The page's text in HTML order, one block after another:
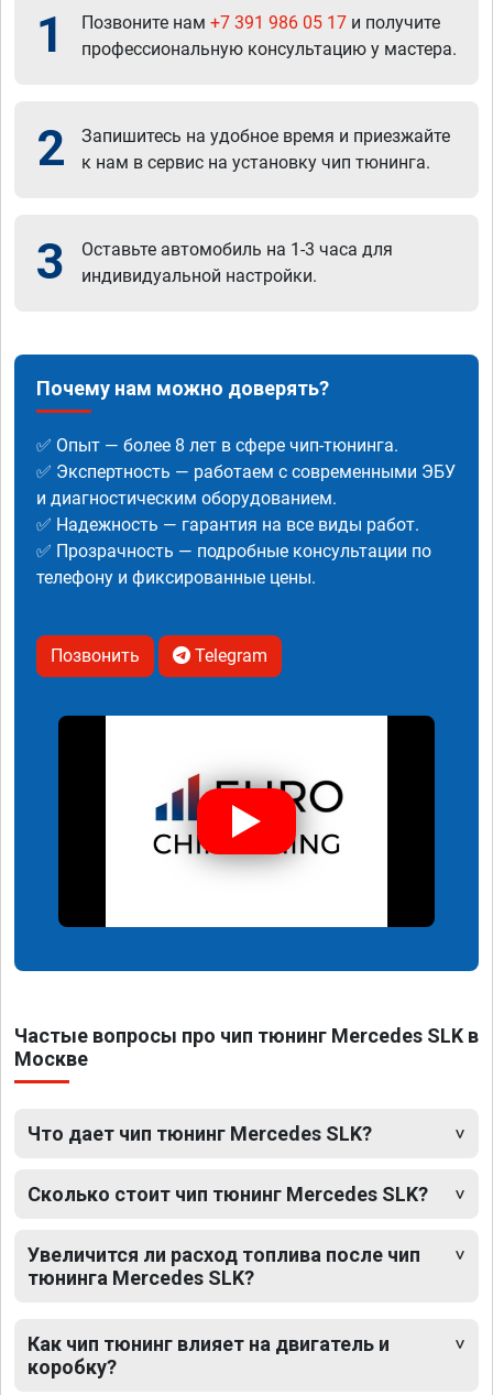
1 Позвоните нам +7 391 986 05 17 и получите
профессиональную консультацию у мастера.
2
Запишитесь на удобное время и приезжайте
к нам в сервис на установку чип тюнинга.
3
Оставьте автомобиль на 1-3 часа для
индивидуальной настройки.
Почему нам можно доверять?
✅ Опыт — более 8 лет в сфере чип-тюнинга.
✅ Экспертность — работаем с современными ЭБУ
и диагностическим оборудованием.
✅ Надежность — гарантия на все виды работ.
✅ Прозрачность — подробные консультации по
телефону и фиксированные цены.
Позвонить Telegram
Частые вопросы про чип тюнинг Mercedes SLK в
Москве
Что дает чип тюнинг Mercedes SLK?
Сколько стоит чип тюнинг Mercedes SLK?
Увеличится ли расход топлива после чип
тюнинга Mercedes SLK?
Как чип тюнинг влияет на двигатель и
коробку?